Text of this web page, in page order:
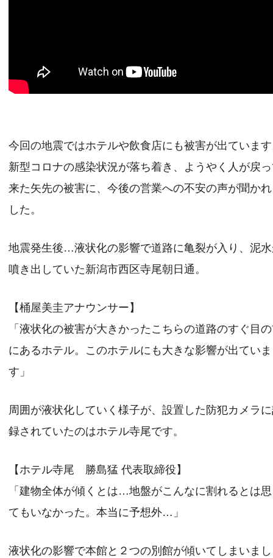
今回の地震ではホテルや飲食店にも被害が出ていま
新型コロナの感染状況が落ち着き、ようやく人が戻
来た矢先の被害に、今後の営業への不安の声が聞か
した。
地震発生後…液状化の影響で道路に亀裂が入り、泥
噴き出していた新潟市西区寺尾朝日通。
【桶屋美圭アナウンサー】
「液状化の被害が大きかったこちらの道路のすぐ目
にあるホテル。このホテルにも大きな影響が出ていま
す」
周囲が液状化していく様子が、設置した防犯カメラ
録されていたのはホテル寺尾です。
【ホテル寺尾 勝島猛 代表取締役】
「建物全体が傾くとは…地盤がこんなに割れるとは
てもいなかった。本当に予想外…」
液状化の影響で本館と２つの別館が傾いてしまいまし